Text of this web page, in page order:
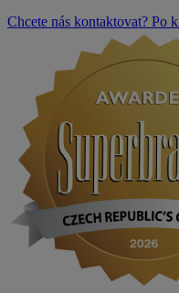
Chcete nás kontaktovat? Po